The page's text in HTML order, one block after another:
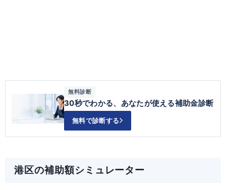
無料診断
30秒でわかる、あなたが使える補助金診断
無料で診断する
港区の補助額シミュレーター